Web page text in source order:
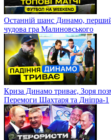
Останній шанс Динамо,
чудова гра Малиновського
Криза Динамо триває, Зоря
Перемоги Шахтаря та Дніпра-1